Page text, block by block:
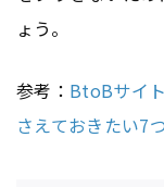
ょう。
参考： BtoBサイ
さえておきたい7